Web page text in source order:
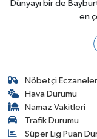
Dünyayı bir de
en
Nöbetçi Eczaneler
Hava Durumu
Namaz Vakitleri
Trafik Durumu
Süper Lig Puan